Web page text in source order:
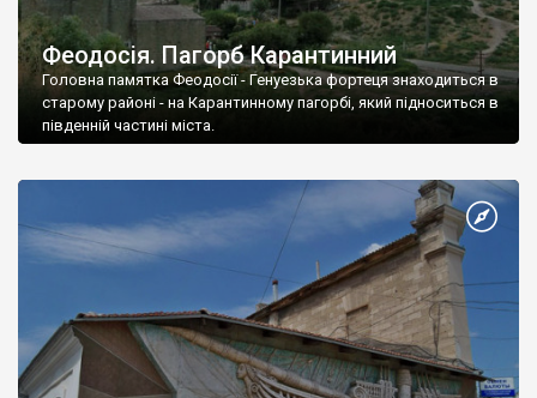
Феодосія. Пагорб Карантинний
Головна памятка Феодосії - Генуезька фортеця знаходиться в
старому районі - на Карантинному пагорбі, який підноситься в
південній частині міста.